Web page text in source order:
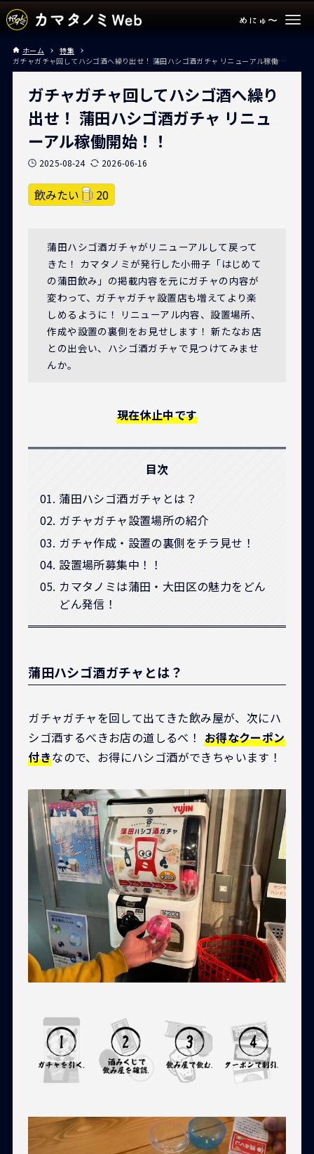
ホーム
特集
ガチャガチャ回してハシゴ酒へ繰り出せ！ 蒲田ハシゴ酒ガチャ リニューアル稼働開始！！
ガチャガチャ回してハシゴ酒へ繰り
出せ！ 蒲田ハシゴ酒ガチャ リニュ
ーアル稼働開始！！
2025-08-24 2026-06-16
飲みたい 20
蒲田ハシゴ酒ガチャがリニューアルして戻って
きた！ カマタノミが発行した小冊子「はじめて
の蒲田飲み」の掲載内容を元にガチャの内容が
変わって、ガチャガチャ設置店も増えてより楽
しめるように！ リニューアル内容、設置場所、
作成や設置の裏側をお見せします！ 新たなお店
との出会い、ハシゴ酒ガチャで見つけてみませ
んか。
現在休止中です
目次
蒲田ハシゴ酒ガチャとは？
ガチャガチャ設置場所の紹介
ガチャ作成・設置の裏側をチラ見せ！
設置場所募集中！！
カマタノミは蒲田・大田区の魅力をどん
どん発信！
蒲田ハシゴ酒ガチャとは？
ガチャガチャを回して出てきた飲み屋が、次にハ
シゴ酒するべきお店の道しるべ！ お得なクーポン
付きなので、お得にハシゴ酒ができちゃいます！